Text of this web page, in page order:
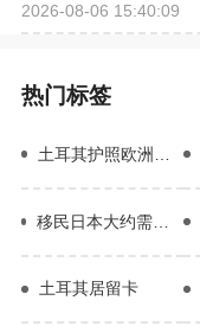
2026-08-06 15:40:09
热门标签
土耳其居留卡